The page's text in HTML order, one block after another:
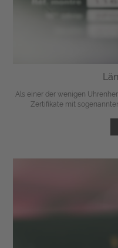
Als einer der wenigen
Zertifikate mit